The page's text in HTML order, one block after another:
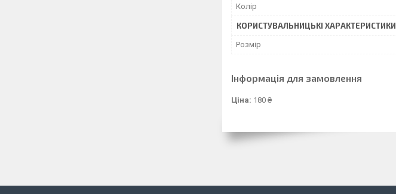
Колір
КОРИСТУВАЛЬНИЦЬКІ ХАРАКТЕРИСТИКИ
Розмір
Інформація для замовлення
Ціна: 180 ₴